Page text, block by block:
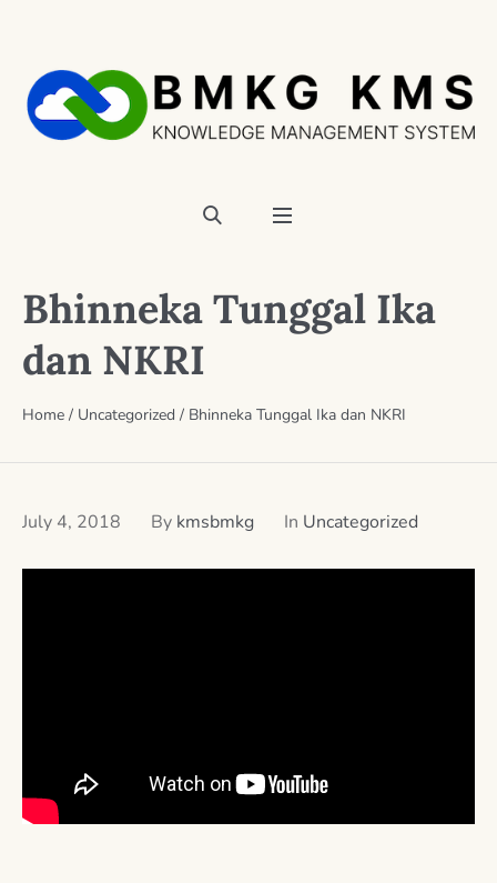
Bhinneka Tunggal Ika
dan NKRI
Home / Uncategorized / Bhinneka Tunggal Ika dan NKRI
July 4, 2018 By kmsbmkg In Uncategorized